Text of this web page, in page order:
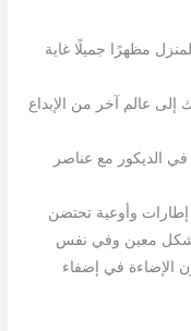
مظهرًا جميلًا غاية
عالم آخر من الإبداع
الديكور مع عناصر
وأوعية تحتضن
بشكل معين وفي نفس
الإضاءة في إضفاء